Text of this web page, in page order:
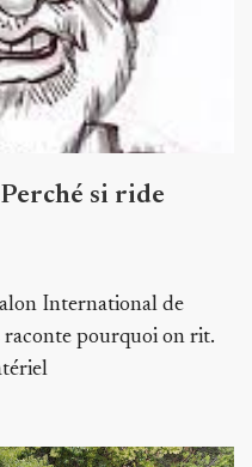
si ride
International de
pourquoi on rit.